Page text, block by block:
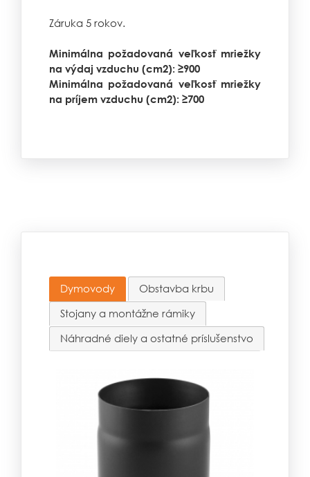
Záruka 5 rokov.
Minimálna požadovaná veľkosť mriežky
na výdaj vzduchu (cm2): ≥900
Minimálna požadovaná veľkosť mriežky
na príjem vzduchu (cm2): ≥700
Dymovody
Obstavba krbu
Stojany a montážne rámiky
Náhradné diely a ostatné príslušenstvo